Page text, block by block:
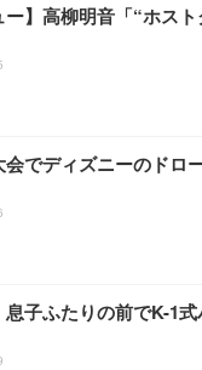
ー】高柳明音「“ホス
でディズニーのドロ
子ふたりの前でK-1式